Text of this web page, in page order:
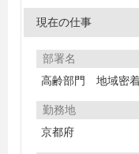
現在の仕事
部署名
高齢部門 地域密
勤務地
京都府